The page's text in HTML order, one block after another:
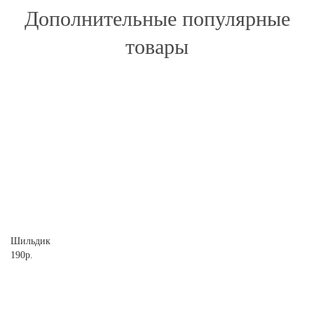
Дополнительные популярные
товары
Шильдик
190р.